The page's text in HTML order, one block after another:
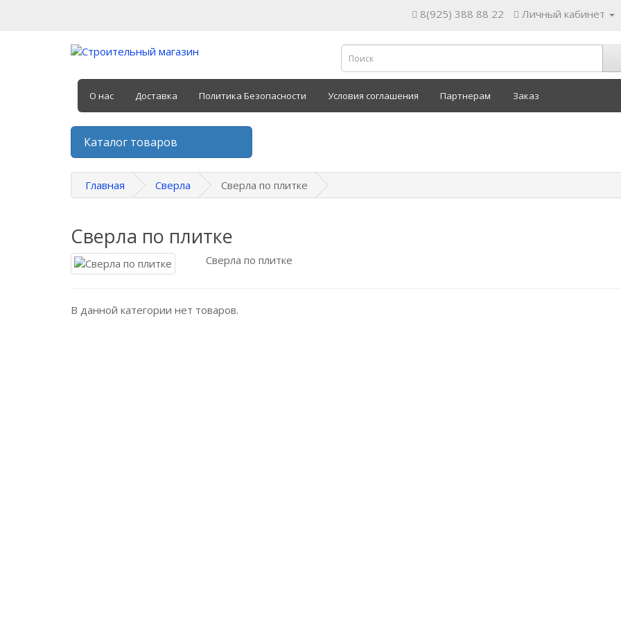
8(925) 388 88 22 Личный кабинет
О нас Доставка Политика Безопасности Условия соглашения Партнерам Заказ
Каталог товаров
Главная Сверла Сверла по плитке
Сверла по плитке
Сверла по плитке
В данной категории нет товаров.